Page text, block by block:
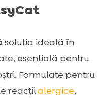
soluția ideală în
esențială pentru
Formulate pentru
reacțiialergice,